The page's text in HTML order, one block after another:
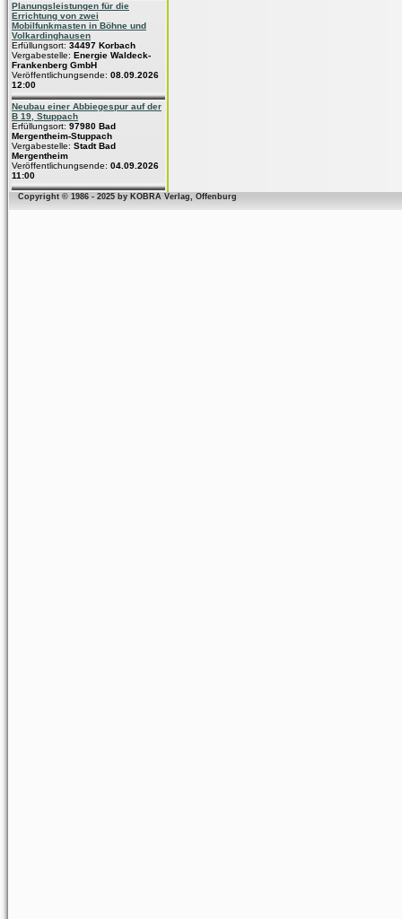
Planungsleistungen für die
Errichtung von zwei
Mobilfunkmasten in Böhne und
Volkardinghausen
Erfüllungsort: 34497 Korbach
Vergabestelle: Energie Waldeck-
Frankenberg GmbH
Veröffentlichungsende: 08.09.2026
12:00
Neubau einer Abbiegespur auf der
B 19, Stuppach
Erfüllungsort: 97980 Bad
Mergentheim-Stuppach
Vergabestelle: Stadt Bad
Mergentheim
Veröffentlichungsende: 04.09.2026
11:00
Copyright © 1986 - 2025 by KOBRA Verlag, Offenburg